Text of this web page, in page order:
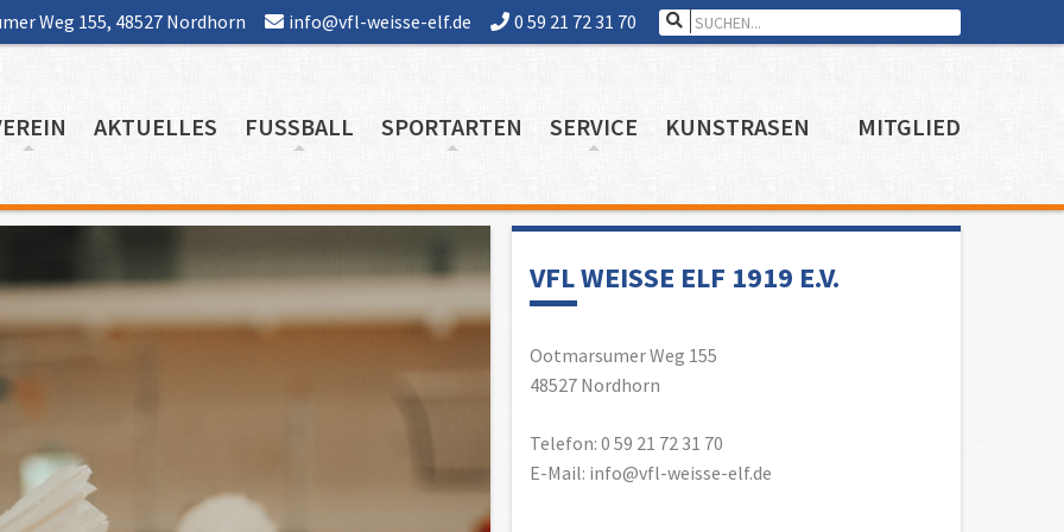
Weg 155, 48527 Nordhorn info@vfl-weisse-elf.de 0 59 21 72 31 70 Search for:
AKTUELLES FUSSBALL SPORTARTEN SERVICE KUNSTRASEN MITGLIED
VFL WEISSE ELF 1919 E.V.
Ootmarsumer Weg 155
48527 Nordhorn
Telefon: 0 59 21 72 31 70
E-Mail: info@vfl-weisse-elf.de